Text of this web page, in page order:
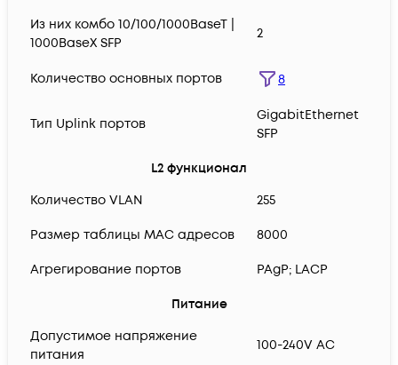
Из них комбо 10/100/1000BaseT |
1000BaseX SFP
2
Количество основных портов 8
Тип Uplink портов
GigabitEthernet
SFP
L2 функционал
Количество VLAN
255
Размер таблицы MAC адресов 8000
Агрегирование портов PAgP; LACP
Питание
Допустимое напряжение
питания
100-240V AC